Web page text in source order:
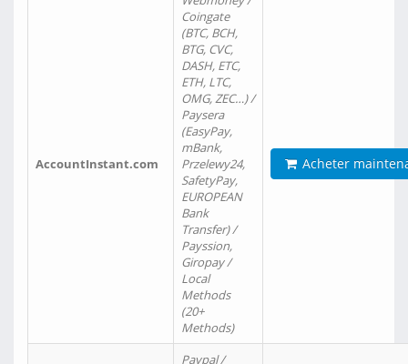
AccountInstant.com
Coingate
(BTC, BCH,
BTG, CVC,
DASH, ETC,
ETH, LTC,
OMG, ZEC…) /
Paysera
(EasyPay,
mBank,
Przelewy24,
SafetyPay,
EUROPEAN
Bank
Transfer) /
Payssion,
Giropay /
Local
Methods
(20+
Methods)
Acheter
Paypal /